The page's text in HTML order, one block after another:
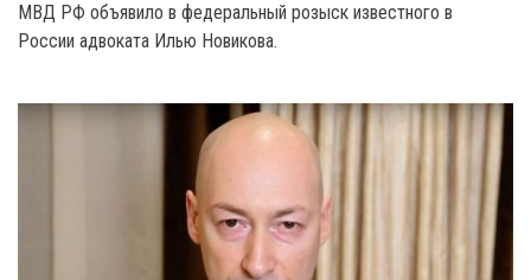
МВД РФ объявило в федеральный розыск известного в
России адвоката Илью Новикова.